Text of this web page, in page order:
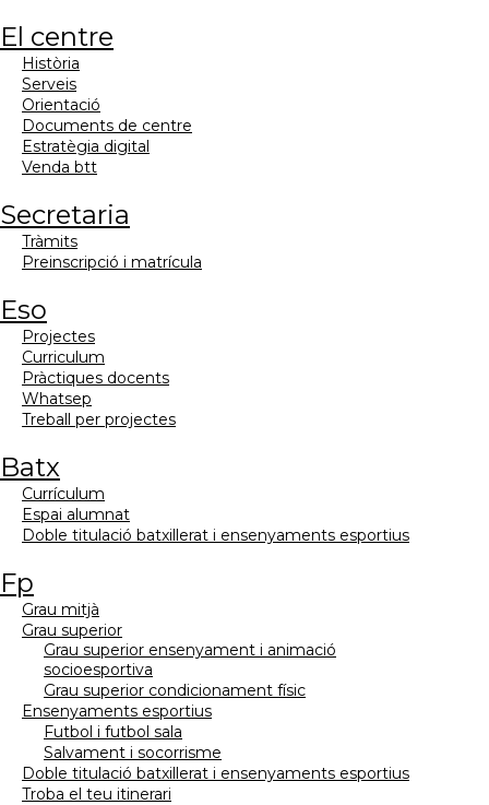
el centre
història
serveis
orientació
documents de centre
estratègia digital
venda btt
secretaria
tràmits
preinscripció i matrícula
eso
projectes
curriculum
pràctiques docents
whatsep
treball per projectes
batx
currículum
espai alumnat
doble titulació batxillerat i ensenyaments esportius
fp
grau mitjà
grau superior
grau superior ensenyament i animació
socioesportiva
grau superior condicionament físic
ensenyaments esportius
futbol i futbol sala
salvament i socorrisme
doble titulació batxillerat i ensenyaments esportius
troba el teu itinerari